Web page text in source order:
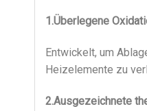
1.Überlegene
Entwickelt, um
Heizelemente zu
2.Ausgezeichnete